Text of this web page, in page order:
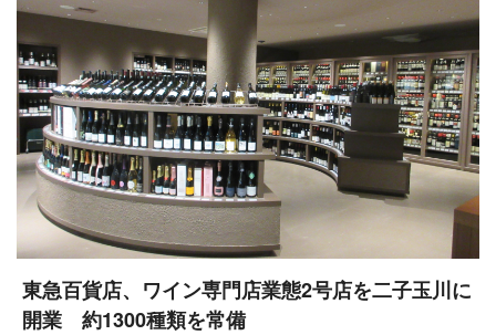
東急百貨店、ワイン専門店業態2号店を二子玉川に
開業 約1300種類を常備